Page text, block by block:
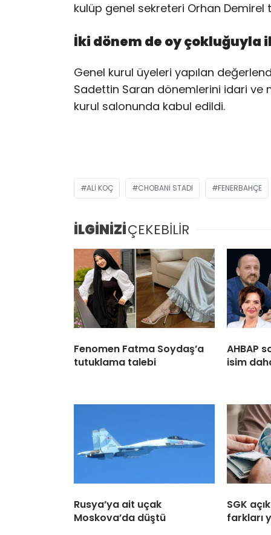
kulüp genel sekreteri Orhan Demirel
İki dönem de oy çokluğuyla
Genel kurul üyeleri yapılan
Sadettin Saran dönemlerini idari ve
kurul salonunda kabul edildi.
ALI KOÇ CHOBANI STADI FENERBAHÇE
İLGİNİZİÇEKEBİLİR
Fenomen Fatma Soydaş’a
tutuklama talebi
AHBAP
isim
Rusya’ya ait uçak
Moskova’da düştü
SGK
farkları